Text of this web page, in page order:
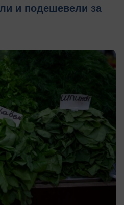
и подешевели за